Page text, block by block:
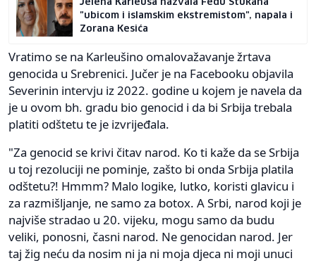
Jelena Karleuša nazvala Feđu Štukana
"ubicom i islamskim ekstremistom", napala i
Zorana Kesića
Vratimo se na Karleušino omalovažavanje žrtava
genocida u Srebrenici. Jučer je na Facebooku objavila
Severinin intervju iz 2022. godine u kojem je navela da
je u ovom bh. gradu bio genocid i da bi Srbija trebala
platiti odštetu te je izvrijeđala.
"Za genocid se krivi čitav narod. Ko ti kaže da se Srbija
u toj rezoluciji ne pominje, zašto bi onda Srbija platila
odštetu?! Hmmm? Malo logike, lutko, koristi glavicu i
za razmišljanje, ne samo za botox. A Srbi, narod koji je
najviše stradao u 20. vijeku, mogu samo da budu
veliki, ponosni, časni narod. Ne genocidan narod. Jer
taj žig neću da nosim ni ja ni moja djeca ni moji unuci